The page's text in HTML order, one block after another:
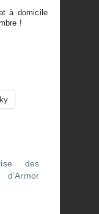
à domicile
!
des